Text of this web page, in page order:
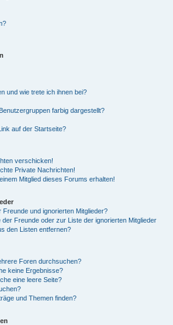
und wie trete ich ihnen bei?
farbig dargestellt?
auf der Startseite?
verschicken!
Private Nachrichten!
Mitglied dieses Forums erhalten!
und ignorierten Mitglieder?
Freunde oder zur Liste der ignorierten Mitglieder
den Listen entfernen?
Foren durchsuchen?
keine Ergebnisse?
eine leere Seite?
und Themen finden?